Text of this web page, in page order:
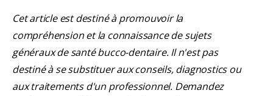
Cet article est destiné à promouvoir la
compréhension et la connaissance de sujets
généraux de santé bucco-dentaire. Il n'est pas
destiné à se substituer aux conseils, diagnostics ou
aux traitements d'un professionnel. Demandez